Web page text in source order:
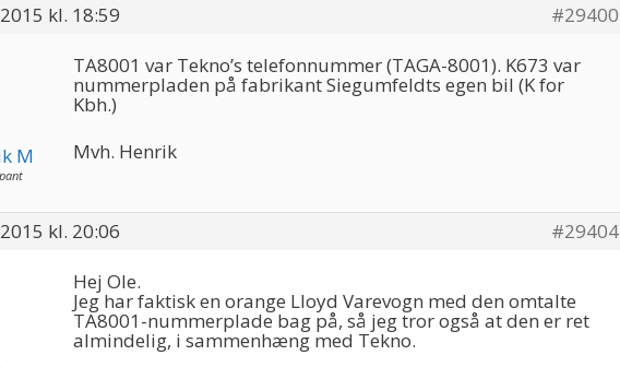
kl. 18:59 #29400
M
TA8001 var Tekno’s telefonnummer (TAGA-8001). K673 var
nummerpladen på fabrikant Siegumfeldts egen bil (K for
Kbh.)
Mvh. Henrik
kl. 20:06 #29404
Hej Ole.
Jeg har faktisk en orange Lloyd Varevogn med den omtalte
TA8001-nummerplade bag på, så jeg tror også at den er ret
almindelig, i sammenhæng med Tekno.